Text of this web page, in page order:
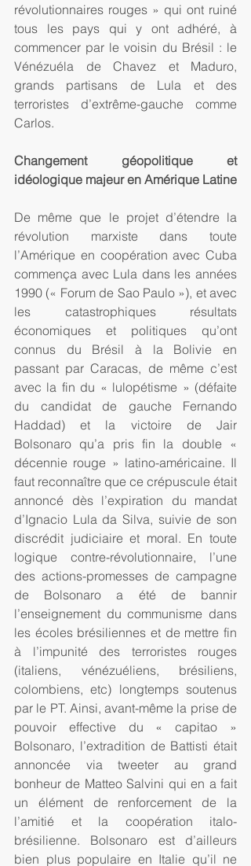
révolutionnaires rouges » qui ont ruiné
tous les pays qui y ont adhéré, à
commencer par le voisin du Brésil : le
Vénézuéla de Chavez et Maduro,
grands partisans de Lula et des
terroristes d’extrême-gauche comme
Carlos.
Changement géopolitique et
idéologique majeur en Amérique Latine
De même que le projet d’étendre la
révolution marxiste dans toute
l’Amérique en coopération avec Cuba
commença avec Lula dans les années
1990 (« Forum de Sao Paulo »), et avec
les catastrophiques résultats
économiques et politiques qu’ont
connus du Brésil à la Bolivie en
passant par Caracas, de même c’est
avec la fin du « lulopétisme » (défaite
du candidat de gauche Fernando
Haddad) et la victoire de Jair
Bolsonaro qu’a pris fin la double «
décennie rouge » latino-américaine. Il
faut reconnaître que ce crépuscule était
annoncé dès l’expiration du mandat
d’Ignacio Lula da Silva, suivie de son
discrédit judiciaire et moral. En toute
logique contre-révolutionnaire, l’une
des actions-promesses de campagne
de Bolsonaro a été de bannir
l’enseignement du communisme dans
les écoles brésiliennes et de mettre fin
à l’impunité des terroristes rouges
(italiens, vénézuéliens, brésiliens,
colombiens, etc) longtemps soutenus
par le PT. Ainsi, avant-même la prise de
pouvoir effective du « capitao »
Bolsonaro, l’extradition de Battisti était
annoncée via tweeter au grand
bonheur de Matteo Salvini qui en a fait
un élément de renforcement de la
l’amitié et la coopération italo-
brésilienne. Bolsonaro est d’ailleurs
bien plus populaire en Italie qu’il ne